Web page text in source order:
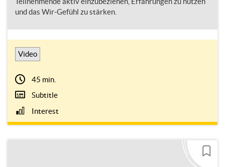
und das Wir-Gefühl zu stärken.
Video
45 min.
Subtitle
Interest